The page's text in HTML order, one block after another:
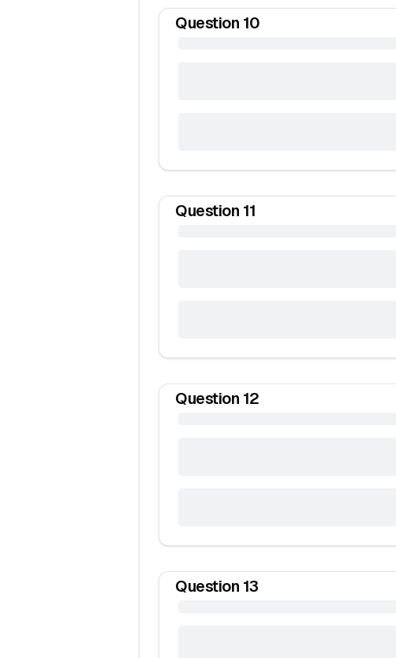
Question 10
Question 11
Question 12
Question 13